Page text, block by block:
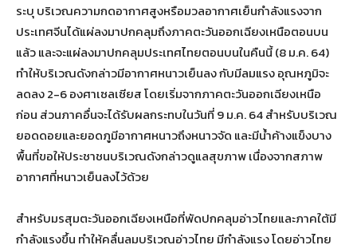
ระบุ บริเวณความกดอากาศสูงหรือมวลอากาศเย็นกำลังแรงจาก
ประเทศจีนได้แผ่ลงมาปกคลุมถึงภาคตะวันออกเฉียงเหนือตอนบน
แล้ว และจะแผ่ลงมาปกคลุมประเทศไทยตอนบนในคืนนี้ (8 ม.ค. 64)
ทำให้บริเวณดังกล่าวมีอากาศหนาวเย็นลง กับมีลมแรง อุณหภูมิจะ
ลดลง 2-6 องศาเซลเซียส โดยเริ่มจากภาคตะวันออกเฉียงเหนือ
ก่อน ส่วนภาคอื่นจะได้รับผลกระทบในวันที่ 9 ม.ค. 64 สำหรับบริเวณ
ยอดดอยและยอดภูมีอากาศหนาวถึงหนาวจัด และมีน้ำค้างแข็งบาง
พื้นที่ขอให้ประชาชนบริเวณดังกล่าวดูแลสุขภาพ เนื่องจากสภาพ
อากาศที่หนาวเย็นลงไว้ด้วย
สำหรับมรสุมตะวันออกเฉียงเหนือที่พัดปกคลุมอ่าวไทยและภาคใต้มี
กำลังแรงขึ้น ทำให้คลื่นลมบริเวณอ่าวไทย มีกำลังแรง โดยอ่าวไทย